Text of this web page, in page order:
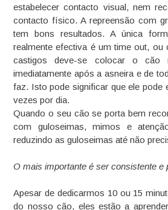
estabelecer contacto visual, nem
contacto físico. A repreensão com
tem bons resultados. A única
realmente efectiva é um time out, ou
castigos deve-se colocar o cão
imediatamente após a asneira e de
faz. Isto pode significar que ele pode
vezes por dia.
Quando o seu cão se porta bem
com guloseimas, mimos e
reduzindo as guloseimas até não
O mais importante é ser consistente e
Apesar de dedicarmos 10 ou 15
do nosso cão, eles estão a